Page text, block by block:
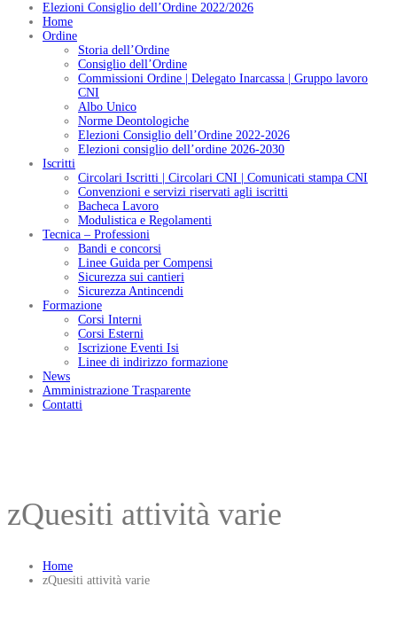
Elezioni Consiglio dell’Ordine 2022/2026
Home
Ordine
Storia dell’Ordine
Consiglio dell’Ordine
Commissioni Ordine | Delegato Inarcassa | Gruppo lavoro
CNI
Albo Unico
Norme Deontologiche
Elezioni Consiglio dell’Ordine 2022-2026
Elezioni consiglio dell’ordine 2026-2030
Iscritti
Circolari Iscritti | Circolari CNI | Comunicati stampa CNI
Convenzioni e servizi riservati agli iscritti
Bacheca Lavoro
Modulistica e Regolamenti
Tecnica – Professioni
Bandi e concorsi
Linee Guida per Compensi
Sicurezza sui cantieri
Sicurezza Antincendi
Formazione
Corsi Interni
Corsi Esterni
Iscrizione Eventi Isi
Linee di indirizzo formazione
News
Amministrazione Trasparente
Contatti
zQuesiti attività varie
Home
zQuesiti attività varie